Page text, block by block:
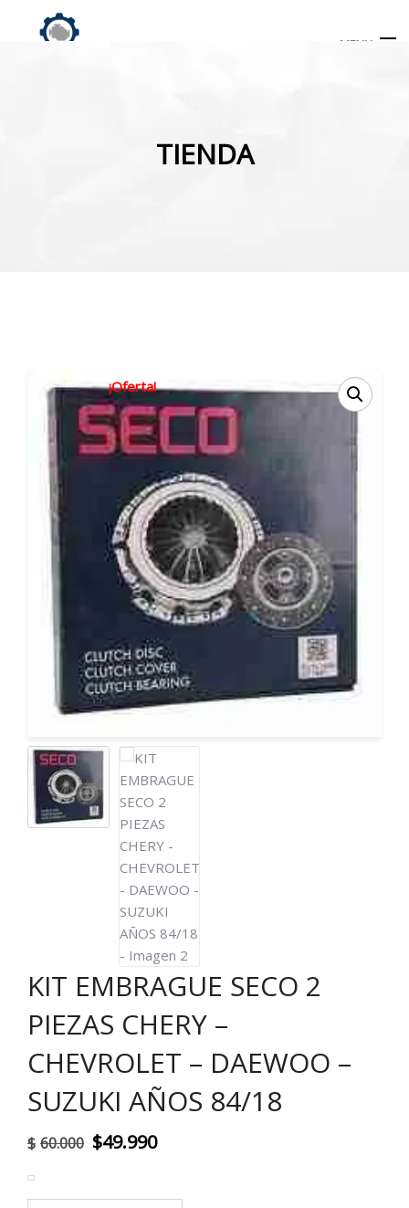
MENU
TIENDA
¡Oferta!
KIT EMBRAGUE SECO 2
PIEZAS CHERY –
CHEVROLET – DAEWOO –
SUZUKI AÑOS 84/18
$ 60.000 El
original
$49.990El
actual